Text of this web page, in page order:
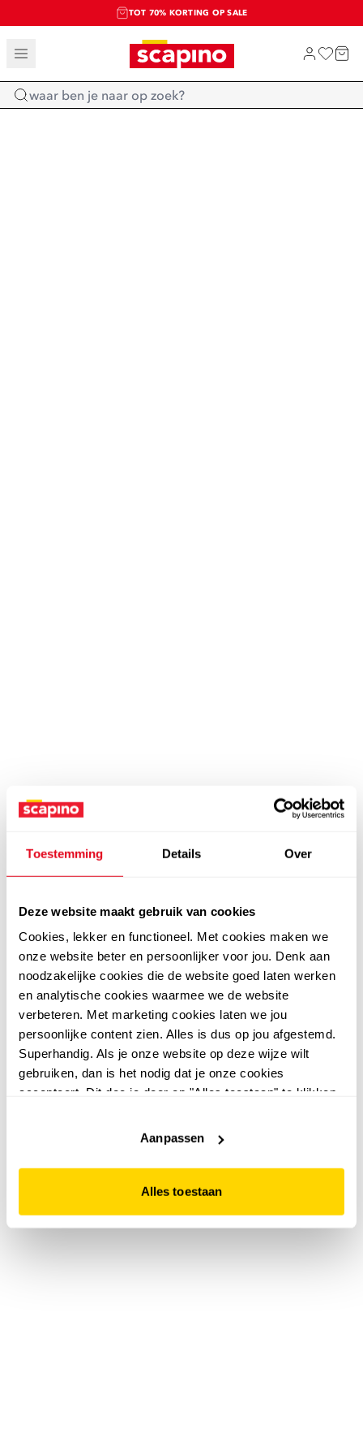
Toestemming Details Over
Deze website maakt gebruik van cookies
Cookies, lekker en functioneel. Met cookies maken we
onze website beter en persoonlijker voor jou. Denk aan
noodzakelijke cookies die de website goed laten werken
en analytische cookies waarmee we de website
verbeteren. Met marketing cookies laten we jou
persoonlijke content zien. Alles is dus op jou afgestemd.
Superhandig. Als je onze website op deze wijze wilt
gebruiken, dan is het nodig dat je onze cookies
accepteert. Dit doe je door op "Alles toestaan" te klikken.
website niet optimaal functioneert.
Aanpassen
Alles toestaan
TOT 70% KORTING OP SALE
SALE: LAATSTE KANS!
SHOP NIEUW
Home